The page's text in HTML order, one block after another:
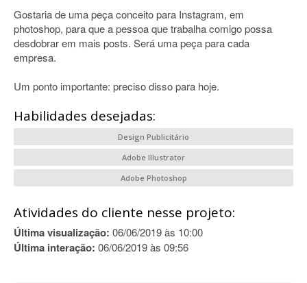
Gostaria de uma peça conceito para Instagram, em
photoshop, para que a pessoa que trabalha comigo possa
desdobrar em mais posts. Será uma peça para cada
empresa.
Um ponto importante: preciso disso para hoje.
Habilidades desejadas:
Design Publicitário
Adobe Illustrator
Adobe Photoshop
Atividades do cliente nesse projeto:
Última visualização: 06/06/2019 às 10:00
Última interação: 06/06/2019 às 09:56